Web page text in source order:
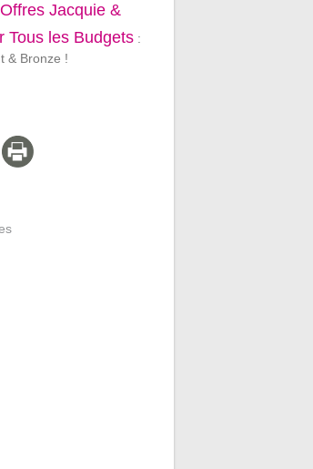
Jacquie &
Tous les Budgets :
& Bronze !